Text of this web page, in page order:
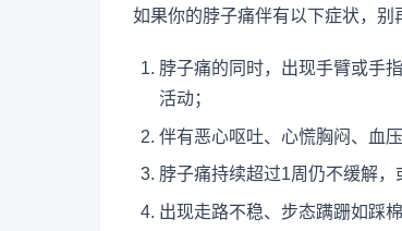
如果你的脖子痛伴有以下症状，别
脖子痛的同时，出现手臂或手
活动；
伴有恶心呕吐、心慌胸闷、血
脖子痛持续超过1周仍不缓解，
出现走路不稳、步态蹒跚如踩